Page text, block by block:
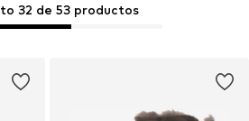
32 de 53 productos